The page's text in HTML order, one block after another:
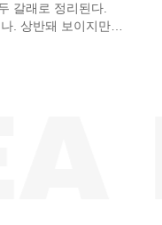
갈래로 정리된다.
. 상반돼 보이지만